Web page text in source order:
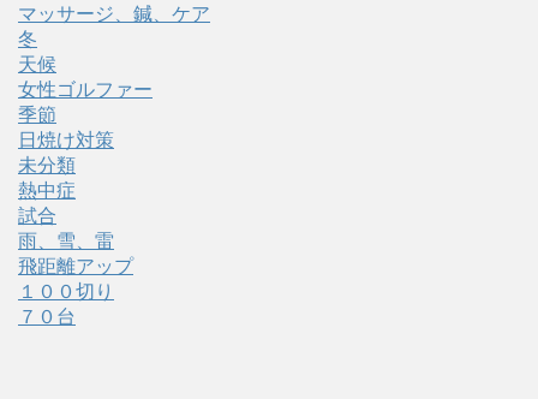
マッサージ、鍼、ケア
冬
天候
女性ゴルファー
季節
日焼け対策
未分類
熱中症
試合
雨、雪、雷
飛距離アップ
１００切り
７０台